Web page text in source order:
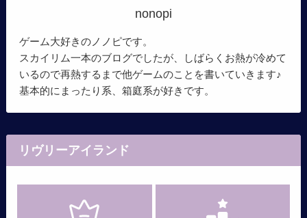
nonopi
ゲーム大好きのノノピです。
スカイリム一本のブログでしたが、しばらくお熱が冷めて
いるので再熱するまで他ゲームのことを書いていきます♪
基本的にまったり系、箱庭系が好きです。
リヴリーアイランド